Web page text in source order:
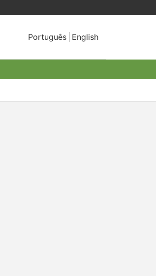
Português English